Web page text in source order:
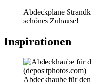
Abdeckplane
schönes Zuhause!
Inspirationen
Abdeckhaube für